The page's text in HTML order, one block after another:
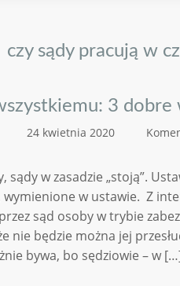
czy sądy pracują w
3 dobre
24 kwietnia 2020
sądy w zasadzie „stoją”.
w ustawie. Z
sąd osoby w trybie
nie będzie można jej
bywa, bo sędziowie – w